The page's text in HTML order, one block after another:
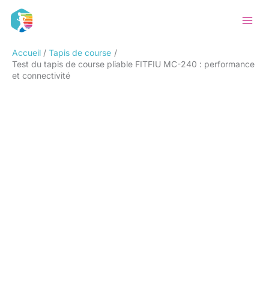
Accueil
Tapis de course
Test du tapis de course pliable FITFIU MC-240 : performance
et connectivité
Rechercher